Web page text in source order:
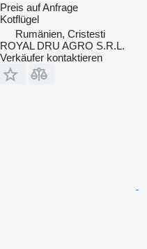
Preis auf Anfrage
Kotflügel
Rumänien, Cristesti
ROYAL DRU AGRO S.R.L.
Verkäufer kontaktieren